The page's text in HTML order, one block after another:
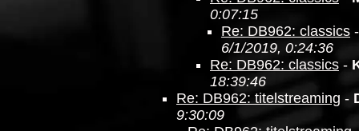
0:07:15
Re: DB962: classics
6/1/2019, 0:24:36
Re: DB962: classics -
18:39:46
Re: DB962: titelstreaming -
9:30:09